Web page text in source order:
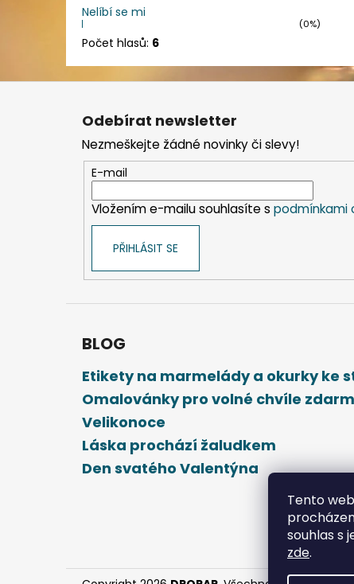
Tento
souhlas s
zde.
Nelíbí se mi
(0%)
Počet hlasů: 6
Z
Odebírat newsletter
Nezmeškejte žádné novinky či slevy!
E-mail
Vložením e-mailu souhlasíte s podmínkami
PŘIHLÁSIT SE
BLOG
Etikety na marmelády a okurky ke
Omalovánky pro volné chvíle
Velikonoce
Láska prochází žaludkem
Den svatého Valentýna